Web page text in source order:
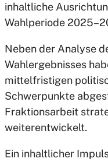
inhaltliche
Wahlperiode
Neben der Analyse
Wahlergebnisses
mittelfristigen
Schwerpunkte
Fraktionsarbeit
weiterentwickelt.
Ein inhaltlicher